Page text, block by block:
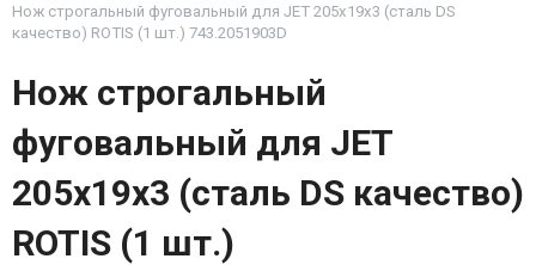
Нож строгальный фуговальный для JET 205х19х3 (сталь DS
качество) ROTIS (1 шт.) 743.2051903D
Нож строгальный
фуговальный для JET
205х19х3 (сталь DS качество)
ROTIS (1 шт.)